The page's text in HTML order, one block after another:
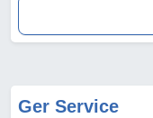
Ger Service